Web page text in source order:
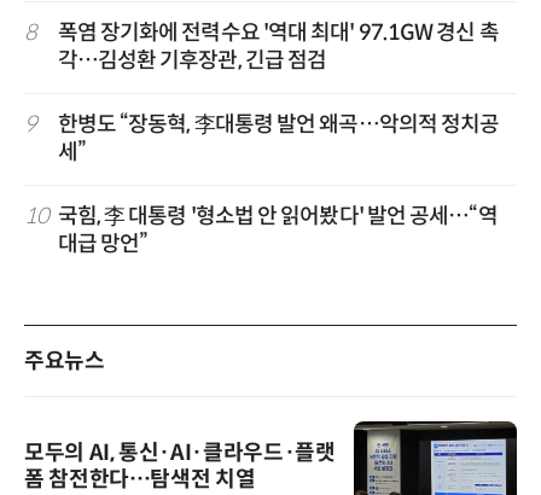
8
폭염 장기화에 전력수요 '역대 최대' 97.1GW 경신 촉
각…김성환 기후장관, 긴급 점검
9
한병도 “장동혁, 李대통령 발언 왜곡…악의적 정치공
세”
10 국힘, 李 대통령 '형소법 안 읽어봤다' 발언 공세…“역
대급 망언”
주요뉴스
모두의 AI, 통신·AI·클라우드·플랫
폼 참전한다…탐색전 치열